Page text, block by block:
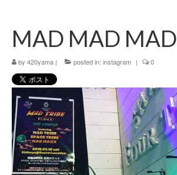
420 shibuya_info
420 shibuya_access
420 shibuya_shop
Instagram:420shibuya_official
About:FOUR TWENTY SHIBUYA
YouTube:420shibuya
MAD MAD MAD
by 420yama | posted in: instagram | 0